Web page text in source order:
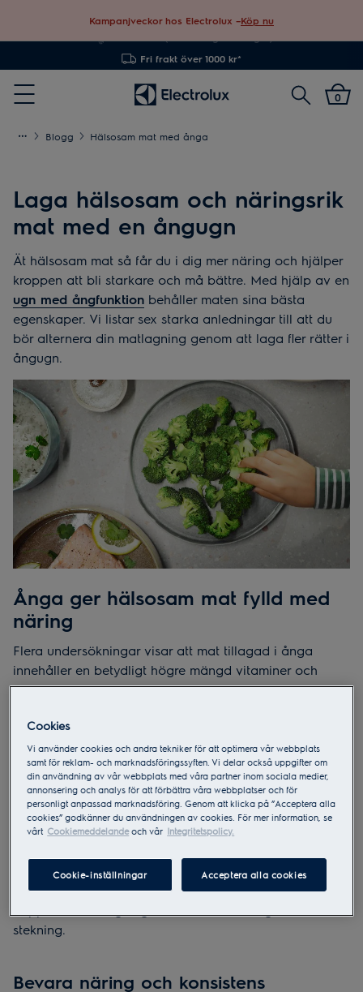
Kampanjveckor hos Electrolux –Köp nu
Fri frakt över 1000 kr*
Menu
Sök 0
Blogg Hälsosam mat med ånga
Laga hälsosam och näringsrik
mat med en ångugn
Ät hälsosam mat så får du i dig mer näring och hjälper
kroppen att bli starkare och må bättre. Med hjälp av en
ugn med ångfunktion behåller maten sina bästa
egenskaper. Vi listar sex starka anledningar till att du
bör alternera din matlagning genom att laga fler rätter i
ångugn.
Ånga ger hälsosam mat fylld med
näring
Flera undersökningar visar att mat tillagad i ånga
innehåller en betydligt högre mängd vitaminer och
mineraler än vad kokad mat gör. Det försvinner helt
rätten blir därmed nyttigare och mer hälsosam.
Middagsstunden blir dessutom till en kulinarisk
upplevelse, färg och spänst bevaras bättre vid
ångtillagning och resultatet blir saftigare och
spänstigare mat.
Undvik farliga fetter
Ångad mat ger en mindre mängd fett eftersom du kan
stekning.
Bevara näring och konsistens
Cookies
Vi använder cookies och andra tekniker för att optimera vår webbplats
samt för reklam- och marknadsföringssyften. Vi delar också uppgifter om
din användning av vår webbplats med våra partner inom sociala medier,
annonsering och analys för att förbättra våra webbplatser och för
personligt anpassad marknadsföring. Genom att klicka på ”Acceptera alla
cookies” godkänner du användningen av cookies. För mer information, se
vårt Cookiemeddelandeoch vår Integritetspolicy.
Cookie-inställningar Acceptera alla cookies